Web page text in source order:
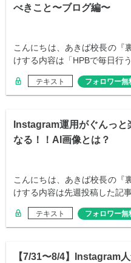
べきこと〜ブログ編〜
こんにちは、あきば校長の『
けする内容は「HPBで毎日行
テキスト フォロワー無
Instagram運用がぐんっと
なる！！AI画像とは？
こんにちは、あきば校長の『
けする内容は先週投稿した記
テキスト フォロワー無
【7/31〜8/4】Instagram